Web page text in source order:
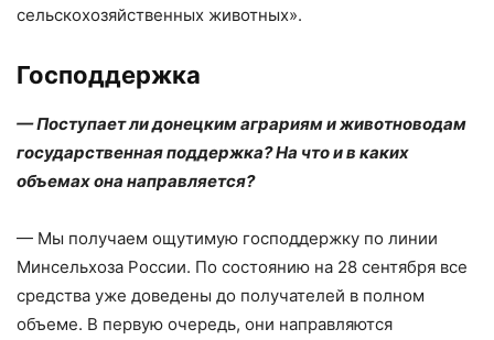
сельскохозяйственных животных».
Господдержка
— Поступает ли донецким аграриям и животноводам
государственная поддержка? На что и в каких
объемах она направляется?
— Мы получаем ощутимую господдержку по линии
Минсельхоза России. По состоянию на 28 сентября все
средства уже доведены до получателей в полном
объеме. В первую очередь, они направляются